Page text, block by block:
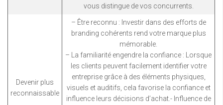
vous distingue de vos concurrents.
Devenir plus
reconnaissable
– Être reconnu : Investir dans des efforts de
branding cohérents rend votre marque plus
mémorable.
– La familiarité engendre la confiance : Lorsque
les clients peuvent facilement identifier votre
entreprise grâce à des éléments physiques,
visuels et auditifs, cela favorise la confiance et
influence leurs décisions d’achat.- Influence de